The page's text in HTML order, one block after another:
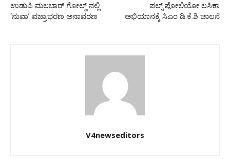
ಉಡುಪಿ ಮಲಬಾರ್ ಗೋಲ್ಡ್‌ ನಲ್ಲಿ
‘ನುವಾ’ ವಜ್ರಾಭರಣ ಅನಾವರಣ
ಪಲ್ಸ್ ಪೋಲಿಯೋ ಲಸಿಕಾ
ಅಭಿಯಾನಕ್ಕೆ ಸಿಎಂ ಡಿ.ಕೆ.ಶಿ ಚಾಲನೆ
V4newseditors